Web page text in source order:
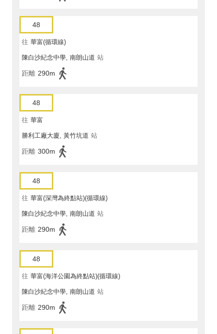
48
往 華富(循環線)
陳白沙紀念中學, 南朗山道 站
距離 290m
48
往 華富
勝利工廠大廈, 黃竹坑道 站
距離 300m
48
往 華富(深灣為終點站)(循環線)
陳白沙紀念中學, 南朗山道 站
距離 290m
48
往 華富(海洋公園為終點站)(循環線)
陳白沙紀念中學, 南朗山道 站
距離 290m